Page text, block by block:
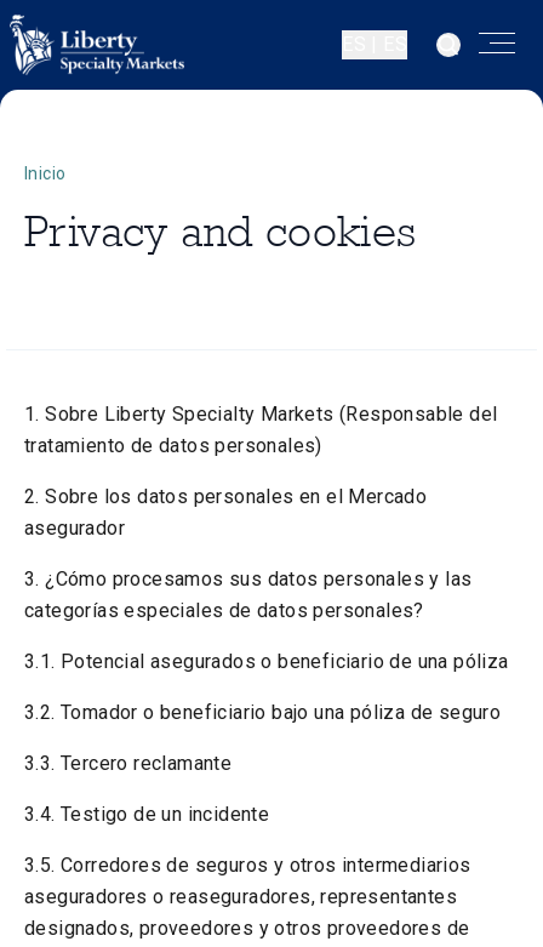
Inicio
Privacy and cookies
1. Sobre Liberty Specialty Markets (Responsable del
tratamiento de datos personales)
2. Sobre los datos personales en el Mercado
asegurador
3. ¿Cómo procesamos sus datos personales y las
categorías especiales de datos personales?
3.1. Potencial asegurados o beneficiario de una póliza
3.2. Tomador o beneficiario bajo una póliza de seguro
3.3. Tercero reclamante
3.4. Testigo de un incidente
3.5. Corredores de seguros y otros intermediarios
aseguradores o reaseguradores, representantes
designados, proveedores y otros proveedores de